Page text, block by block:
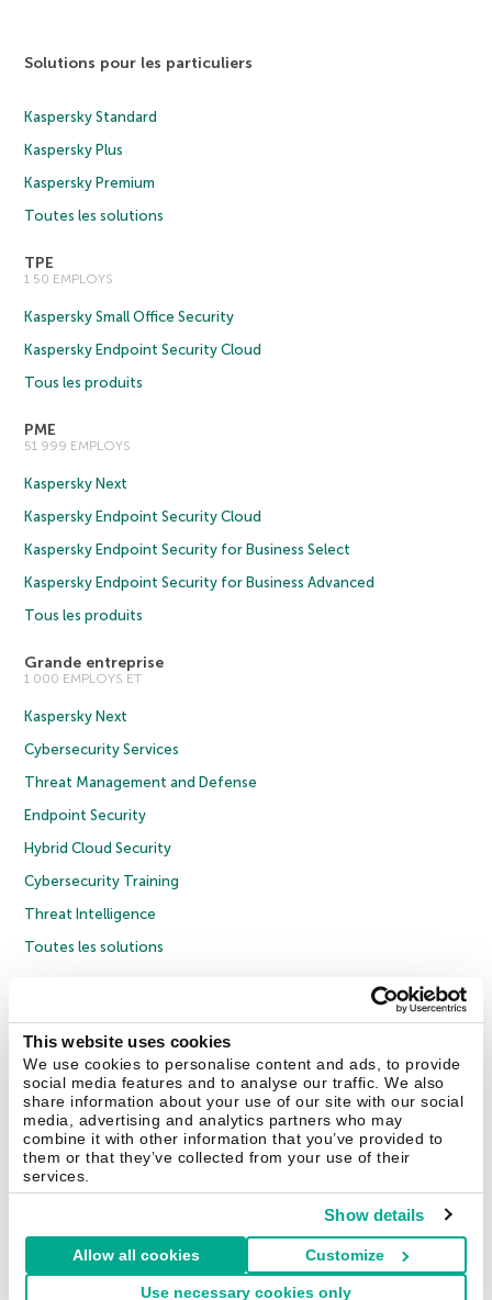
This website uses cookies
We use cookies to personalise content and ads, to provide
social media features and to analyse our traffic. We also
share information about your use of our site with our social
media, advertising and analytics partners who may
combine it with other information that you’ve provided to
them or that they’ve collected from your use of their
services.
Show details
Allow all cookies Customize
Use necessary cookies only
Solutions pour les particuliers
Kaspersky Standard
Kaspersky Plus
Kaspersky Premium
Toutes les solutions
TPE
1 50 EMPLOYS
Kaspersky Small Office Security
Kaspersky Endpoint Security Cloud
Tous les produits
PME
51 999 EMPLOYS
Kaspersky Next
Kaspersky Endpoint Security Cloud
Kaspersky Endpoint Security for Business Select
Kaspersky Endpoint Security for Business Advanced
Tous les produits
Grande entreprise
1 000 EMPLOYS ET
Kaspersky Next
Cybersecurity Services
Threat Management and Defense
Endpoint Security
Hybrid Cloud Security
Cybersecurity Training
Threat Intelligence
Toutes les solutions
Politique de confidentialité
Contrat de licence entreprises
Cookies
Nous contacter À propos Partenaires Blog Communiqués de presse
Securelist Eugene Personal Blog Encyclopédie de Kaspersky
France & Suisse